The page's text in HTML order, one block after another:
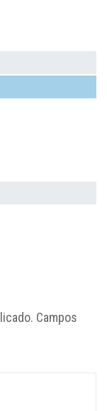
Campos